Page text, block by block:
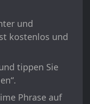
und
kostenlos und
tippen Sie
Phrase auf